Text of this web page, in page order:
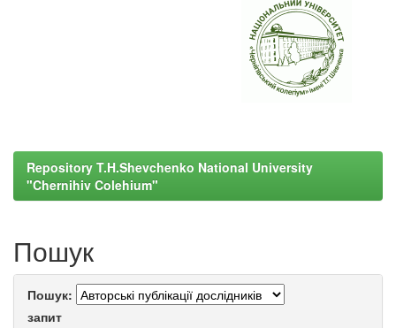
Repository T.H.Shevchenko National University
"Chernihiv Colehium"
Пошук
Пошук:
запит